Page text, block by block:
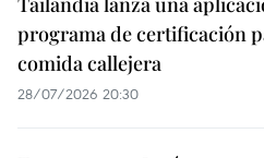
programa de certificación
comida callejera
28/07/2026 20:30